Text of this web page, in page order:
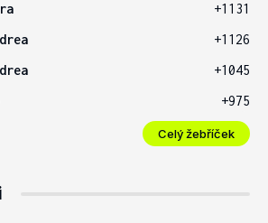
+1131
+1126
+1045
+975
Celý žebříček